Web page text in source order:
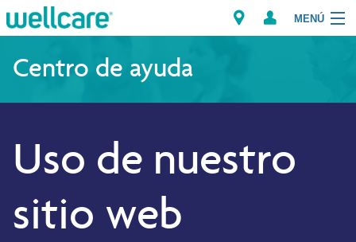
MENÚ
Explorar los Planes
Miembros
Proveedores
Encuentre un Proveedor/Farmacia
Centro de ayuda
Uso de nuestro
sitio web